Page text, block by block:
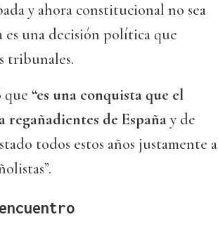
y ahora constitucional no sea
es una decisión política que
tribunales.
que “es una conquista que el
de Españay de
todos estos años justamente